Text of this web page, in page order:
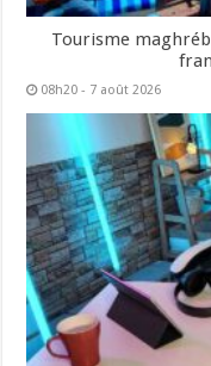
Tourisme
08h20 - 7 août 2026